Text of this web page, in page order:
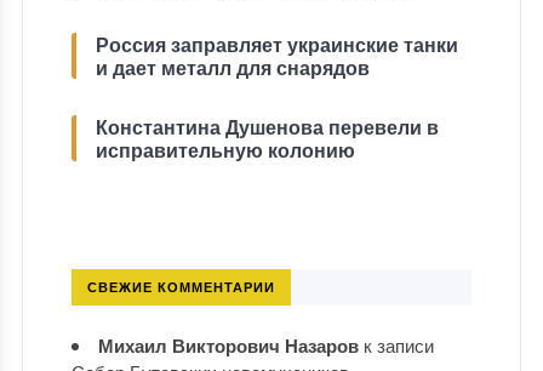
Россия заправляет украинские танки
и дает металл для снарядов
Константина Душенова перевели в
исправительную колонию
СВЕЖИЕ КОММЕНТАРИИ
Михаил Викторович Назаровк записи